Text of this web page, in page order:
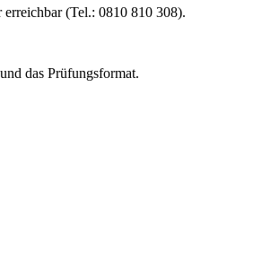
(Tel.: 0810 810 308).
das Prüfungsformat.